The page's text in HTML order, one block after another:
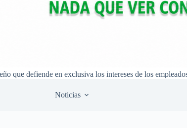
que defiende en exclusiva los intereses de los
Noticias